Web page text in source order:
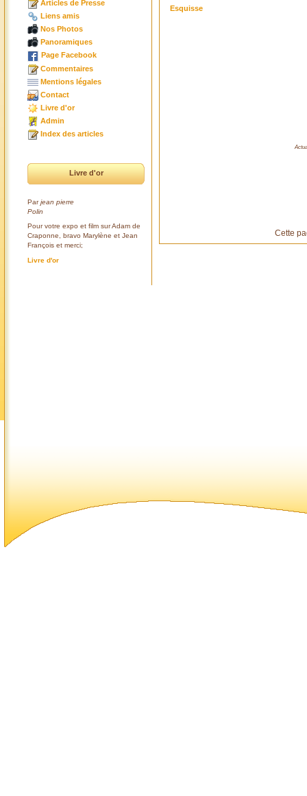
Articles de Presse
Liens amis
Nos Photos
Panoramiques
Page Facebook
Commentaires
Mentions légales
Contact
Livre d'or
Admin
Index des articles
Livre d'or
Parjean pierre
Polin
Pour votre expo et film sur Adam de
Craponne, bravo Marylène et Jean
François et merci;
Livre d'or
Esquisse
Cette